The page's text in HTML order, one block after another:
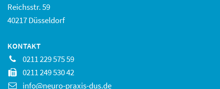
Reichsstr. 59
40217 Düsseldorf
KONTAKT
0211 229 575 59
0211 249 530 42
info@neuro-praxis-dus.de